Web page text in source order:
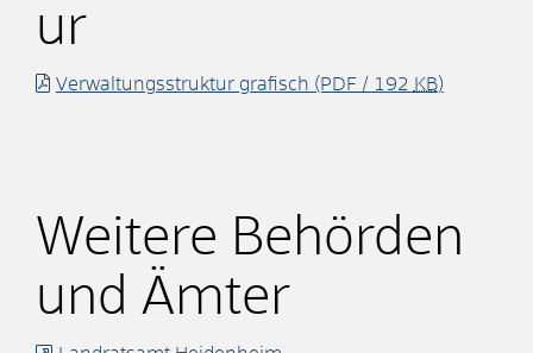
ur
Verwaltungsstruktur grafisch (PDF / 192 KB)
Weitere Behörden
und Ämter